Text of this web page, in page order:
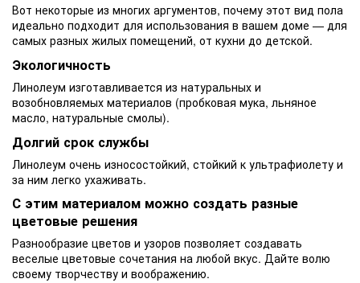
Вот некоторые из многих аргументов, почему этот вид пола
идеально подходит для использования в вашем доме — для
самых разных жилых помещений, от кухни до детской.
Экологичность
Линолеум изготавливается из натуральных и
возобновляемых материалов (пробковая мука, льняное
масло, натуральные смолы).
Долгий срок службы
Линолеум очень износостойкий, стойкий к ультрафиолету и
за ним легко ухаживать.
С этим материалом можно создать разные
цветовые решения
Разнообразие цветов и узоров позволяет создавать
веселые цветовые сочетания на любой вкус. Дайте волю
своему творчеству и воображению.